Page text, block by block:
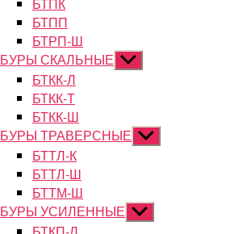
БТПП
БТРП-Ш
БУРЫ СКАЛЬНЫЕ Показывать
подменю
БТКК-Л
БТКК-Т
БТКК-Ш
БУРЫ ТРАВЕРСНЫЕ Показывать
подменю
БТТЛ-К
БТТЛ-Ш
БТТМ-Ш
БУРЫ УСИЛЕННЫЕ Показывать
подменю